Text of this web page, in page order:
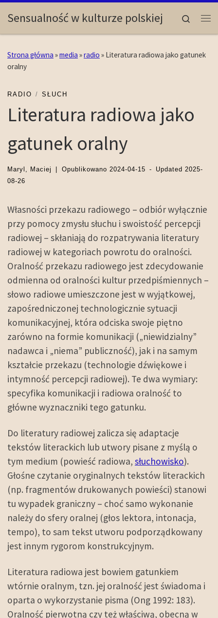
Skip to content
Sensualność w kulturze polskiej
Search
Strona główna »media »radio » Literatura radiowa jako gatunek
oralny
RADIO SŁUCH
Literatura radiowa jako
gatunek oralny
Maryl, Maciej Opublikowano 2024-04-15 - Updated2025-
08-26
Własności przekazu radiowego – odbiór wyłącznie
przy pomocy zmysłu słuchu i swoistość percepcji
radiowej – skłaniają do rozpatrywania literatury
radiowej w kategoriach powrotu do oralności.
Oralność przekazu radiowego jest zdecydowanie
odmienna od oralności kultur przedpiśmiennych –
słowo radiowe umieszczone jest w wyjątkowej,
zapośredniczonej technologicznie sytuacji
komunikacyjnej, która odciska swoje piętno
zarówno na formie komunikacji („niewidzialny”
nadawca i „niema” publiczność), jak i na samym
kształcie przekazu (technologie dźwiękowe i
intymność percepcji radiowej). Te dwa wymiary:
specyfika komunikacji i radiowa oralność to
główne wyznaczniki tego gatunku.
Do literatury radiowej zalicza się adaptacje
tekstów literackich lub utwory pisane z myślą o
tym medium (powieść radiowa, słuchowisko).
Głośne czytanie oryginalnych tekstów literackich
(np. fragmentów drukowanych powieści) stanowi
tu wypadek graniczny – choć samo wykonanie
należy do sfery oralnej (głos lektora, intonacja,
tempo), to sam tekst utworu podporządkowany
jest innym rygorom konstrukcyjnym.
Literatura radiowa jest bowiem gatunkiem
wtórnie oralnym, tzn. jej oralność jest świadoma i
oparta o wykorzystanie pisma (Ong 1992: 183).
Oralność pierwotną czy też właściwą, obecną w